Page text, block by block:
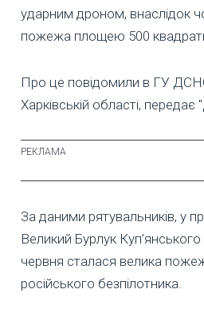
ударним дроном, внаслідок
пожежа площею 500
Про це повідомили в ГУ
Харківській області, передає
За даними рятувальників, у
Великий Бурлук
червня сталася велика
російського безпілотника.